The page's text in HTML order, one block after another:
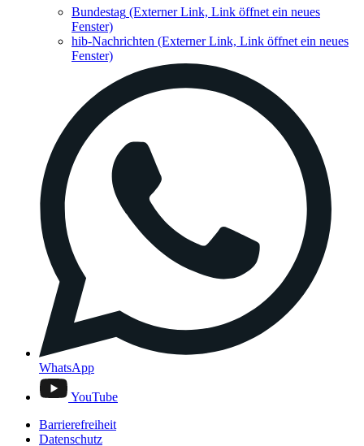
Bundestag (Externer Link, Link öffnet ein neues
Fenster)
hib-Nachrichten (Externer Link, Link öffnet ein neues
Fenster)
WhatsApp
YouTube
Barrierefreiheit
Datenschutz